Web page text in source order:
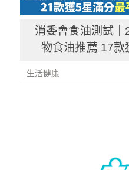
消委會食油測試｜
物食油推薦 17款
生活健康